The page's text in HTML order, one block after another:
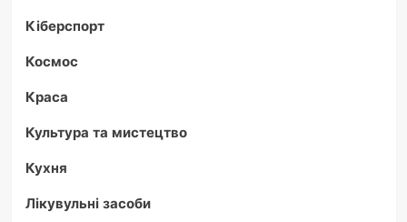
Кіберспорт
Космос
Краса
Культура та мистецтво
Кухня
Лікувульні засоби